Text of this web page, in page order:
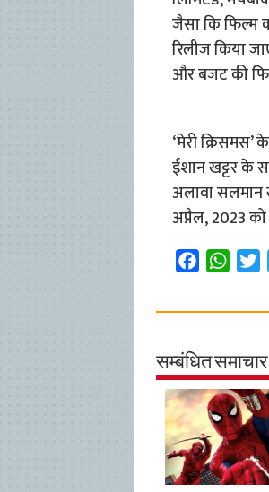
जैसा कि फिल्म
रिलीज किया
और बजट की
‘मेरी क्रिसमस’
ईशान खट्टर के
अलावा सलमान
अप्रैल, 2023
c
b
o
o
k
W
a
s
A
p
p
i
t
e
r
सम्बंधित समाचार